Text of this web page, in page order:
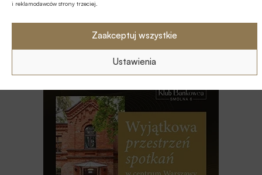
i reklamodawców strony trzeciej.
Zaakceptuj wszystkie
Ustawienia
dot. produktów inwestycyjnych
BIG InfoMonitor o przyczynach
rosnącego zadłużenia polskiego e-
commerce